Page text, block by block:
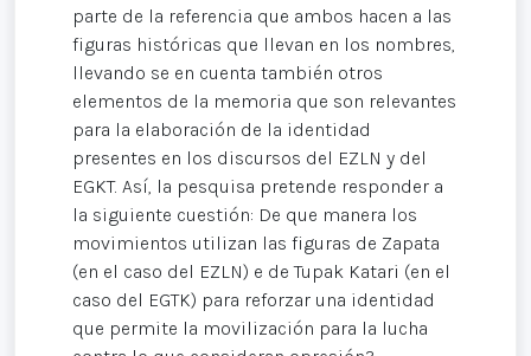
parte de la referencia que ambos hacen a las
figuras históricas que llevan en los nombres,
llevando se en cuenta también otros
elementos de la memoria que son relevantes
para la elaboración de la identidad
presentes en los discursos del EZLN y del
EGKT. Así, la pesquisa pretende responder a
la siguiente cuestión: De que manera los
movimientos utilizan las figuras de Zapata
(en el caso del EZLN) e de Tupak Katari (en el
caso del EGTK) para reforzar una identidad
que permite la movilización para la lucha